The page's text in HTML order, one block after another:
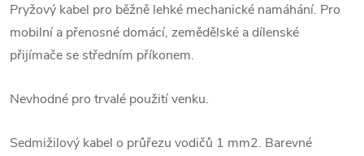
Pryžový kabel pro běžně lehké mechanické namáhání. Pro
mobilní a přenosné domácí, zemědělské a dílenské
přijímače se středním příkonem.
Nevhodné pro trvalé použití venku.
Sedmižilový kabel o průřezu vodičů 1 mm2. Barevné